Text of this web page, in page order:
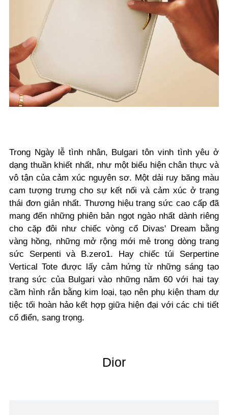
Trong Ngày lễ tình nhân, Bulgari tôn vinh tình yêu ở
dạng thuần khiết nhất, như một biểu hiện chân thực và
vô tận của cảm xúc nguyên sơ. Một dải ruy băng màu
cam tượng trưng cho sự kết nối và cảm xúc ở trạng
thái đơn giản nhất. Thương hiệu trang sức cao cấp đã
mang đến những phiên bản ngọt ngào nhất dành riêng
cho cặp đôi như chiếc vòng cổ Divas' Dream bằng
vàng hồng, những mở rộng mới mẻ trong dòng trang
sức Serpenti và B.zero1. Hay chiếc túi Serpertine
Vertical Tote được lấy cảm hứng từ những sáng tạo
trang sức của Bulgari vào những năm 60 với hai tay
cầm hình rắn bằng kim loại, tạo nên phụ kiện tham dự
tiệc tối hoàn hảo kết hợp giữa hiện đại với các chi tiết
cổ điển, sang trọng.
Dior